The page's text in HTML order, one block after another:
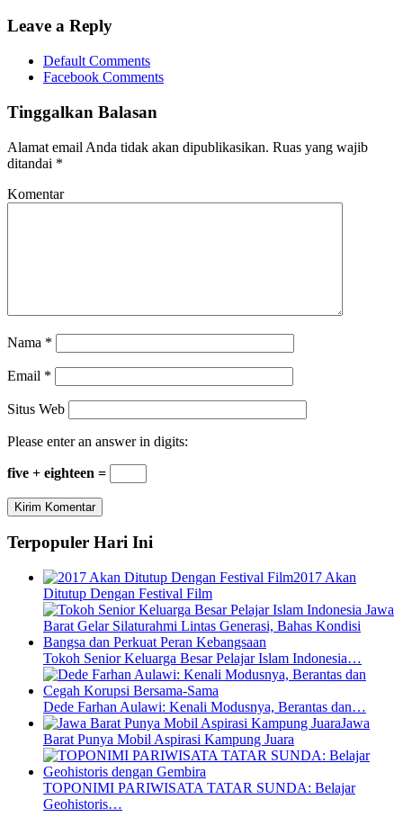
Leave a Reply
Default Comments
Facebook Comments
Tinggalkan Balasan
Alamat email Anda tidak akan dipublikasikan. Ruas yang wajib
ditandai *
Komentar
Nama *
Email *
Situs Web
Please enter an answer in digits:
five + eighteen =
Terpopuler Hari Ini
2017 Akan
Ditutup Dengan Festival Film
Tokoh Senior Keluarga Besar Pelajar Islam Indonesia…
Dede Farhan Aulawi: Kenali Modusnya, Berantas dan…
Jawa
Barat Punya Mobil Aspirasi Kampung Juara
TOPONIMI PARIWISATA TATAR SUNDA: Belajar
Geohistoris…